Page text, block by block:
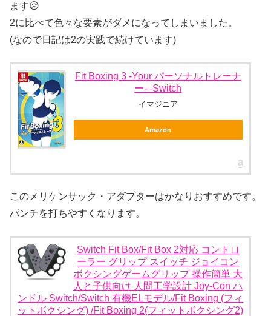
ます😥
2に比べて色々な要素がダメになってしまいました。
(なので日記は2の実践で続けています)
Fit Boxing 3 -Your パーソナルトレーナ
ー- -Switch
イマジニア
Amazon
このメリケンサック・アダプターはかなりおすすめです。
パンチを打ちやすくなります。
Switch Fit Box/Fit Box 2対応 コントロ
ーラー グリップ スイッチ ジョイコン
ボクシングゲームグリップ 操作簡単 大
人と子供向け 人間工学設計 Joy-Con ハ
ンドル Switch/Switch 有機ELモデル/Fit Boxing (フィ
ットボクシング) /Fit Boxing 2(フィットボクシング2)